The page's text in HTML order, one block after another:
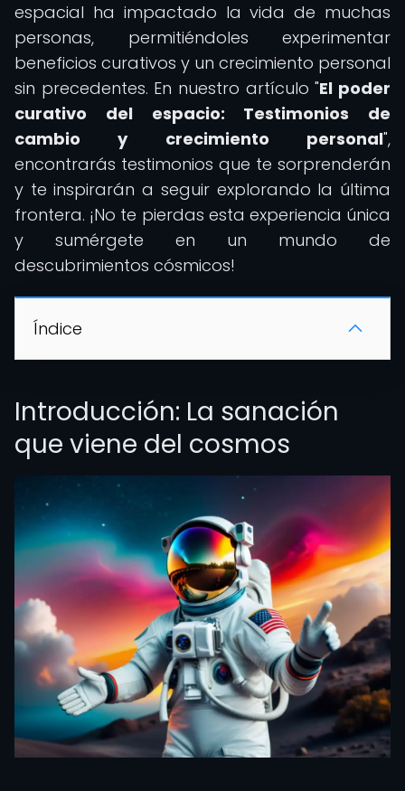
espacial ha impactado la vida de muchas
personas, permitiéndoles experimentar
beneficios curativos y un crecimiento personal
sin precedentes. En nuestro artículo "El poder
curativo del espacio: Testimonios de
cambio y crecimiento personal",
encontrarás testimonios que te sorprenderán
y te inspirarán a seguir explorando la última
frontera. ¡No te pierdas esta experiencia única
y sumérgete en un mundo de
descubrimientos cósmicos!
Índice
Introducción: La sanación
que viene del cosmos